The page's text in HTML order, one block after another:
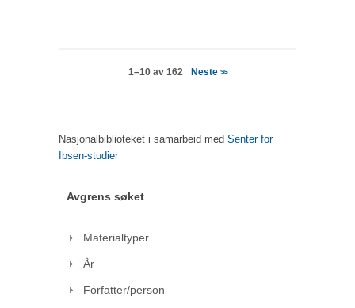
1–10 av 162 Neste >>
Nasjonalbiblioteket i samarbeid med Senter for
Ibsen-studier
Avgrens søket
Materialtyper
År
Forfatter/person